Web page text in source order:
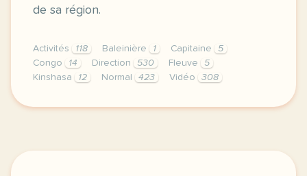
de sa région.
Activités 118 Baleinière 1 Capitaine
5
Congo
14 Direction 530 Fleuve
5
Kinshasa
12 Normal 423 Vidéo 308
didomi host didomi components button cursor